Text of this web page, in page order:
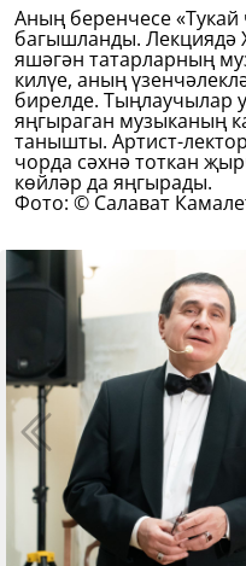
Аның беренчесе
багышланды. Лекциядә
яшәгән татарларның
килүе, аның
бирелде. Тыңлаучылар
яңгыраган музыканың
танышты. Артист-
чорда сәхнә тоткан
көйләр да яңгырады.
Фото: © Салават